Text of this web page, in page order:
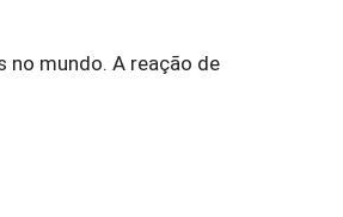
mundo. A reação de